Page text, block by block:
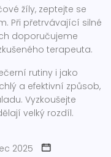
žíly, zeptejte se
Při přetrvávající silné
doporučujeme
terapeuta.
rutiny i jako
a efektivní způsob,
Vyzkoušejte
velký rozdíl.
2025